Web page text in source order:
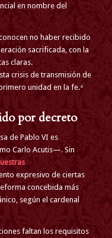
en nombre del
no haber recibido
sacrificada, con la
claras.
crisis de transmisión de
unidad en la fe.⁴
por decreto
de Pablo VI es
Carlo Acutis—. Sin
expresivo de ciertas
concebida más
según el cardenal
faltan los requisitos